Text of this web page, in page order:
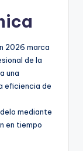
2026 marca
de la
una
eficiencia de
mediante
en tiempo